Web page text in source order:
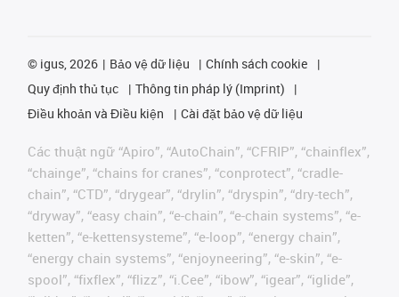
© igus, 2026 Bảo vệ dữ liệu
Chính sách cookie
Quy định thủ tục
Thông tin pháp lý (Imprint)
Điều khoản và Điều kiện
Cài đặt bảo vệ dữ liệu
Các thuật ngữ “Apiro”, “AutoChain”, “CFRIP”, “chainflex”,
“chainge”, “chains for cranes”, “conprotect”, “cradle-
chain”, “CTD”, “drygear”, “drylin”, “dryspin”, “dry-tech”,
“dryway”, “easy chain”, “e-chain”, “e-chain systems”, “e-
ketten”, “e-kettensysteme”, “e-loop”, “energy chain”,
“energy chain systems”, “enjoyneering”, “e-skin”, “e-
spool”, “fixflex”, “flizz”, “i.Cee”, “ibow”, “igear”, “iglide”,